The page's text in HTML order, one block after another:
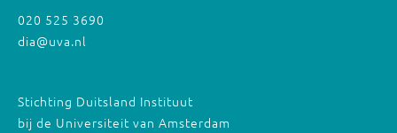
020 525 3690
dia@uva.nl
Stichting Duitsland Instituut
bij de Universiteit van Amsterdam